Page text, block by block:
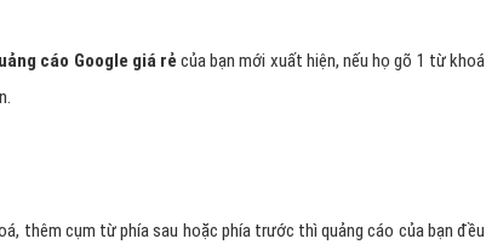
cáo Google giá rẻ của bạn mới xuất hiện, nếu họ gõ 1 từ khoá
thêm cụm từ phía sau hoặc phía trước thì quảng cáo của bạn đều